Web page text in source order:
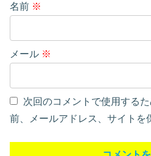
名前 ※
メール ※
次回のコメントで使用する
前、メールアドレス、サイトを